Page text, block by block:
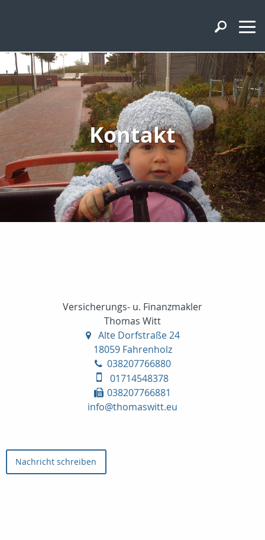
Kontakt
Versicherungs- u. Finanzmakler
Thomas Witt
Alte Dorfstraße 24
18059 Fahrenholz
038207766880
01714548378
038207766881
info@thomaswitt.eu
Nachricht schreiben